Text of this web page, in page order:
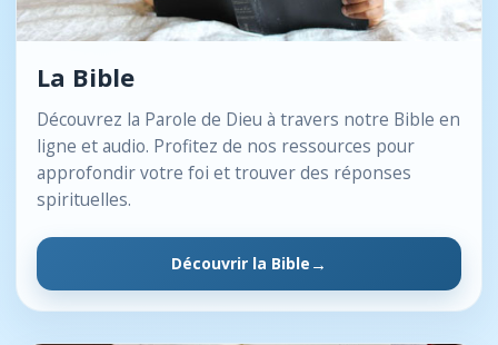
La Bible
Découvrez la Parole de Dieu à travers notre Bible en
ligne et audio. Profitez de nos ressources pour
approfondir votre foi et trouver des réponses
spirituelles.
Découvrir la Bible